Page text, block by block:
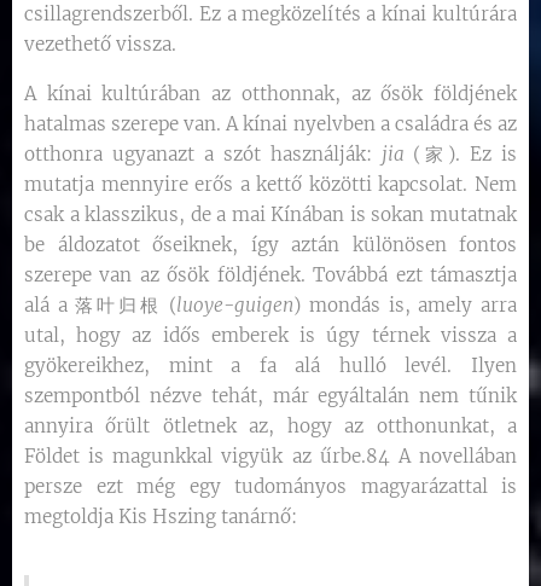
csillagrendszerből. Ez a megközelítés a kínai kultúrára
vezethető vissza.
A kínai kultúrában az otthonnak, az ősök földjének
hatalmas szerepe van. A kínai nyelvben a családra és az
otthonra ugyanazt a szót használják: jia (家). Ez is
mutatja mennyire erős a kettő közötti kapcsolat. Nem
csak a klasszikus, de a mai Kínában is sokan mutatnak
be áldozatot őseiknek, így aztán különösen fontos
szerepe van az ősök földjének. Továbbá ezt támasztja
alá a 落叶归根 (luoye-guigen) mondás is, amely arra
utal, hogy az idős emberek is úgy térnek vissza a
gyökereikhez, mint a fa alá hulló levél. Ilyen
szempontból nézve tehát, már egyáltalán nem tűnik
annyira őrült ötletnek az, hogy az otthonunkat, a
Földet is magunkkal vigyük az űrbe.84 A novellában
persze ezt még egy tudományos magyarázattal is
megtoldja Kis Hszing tanárnő: